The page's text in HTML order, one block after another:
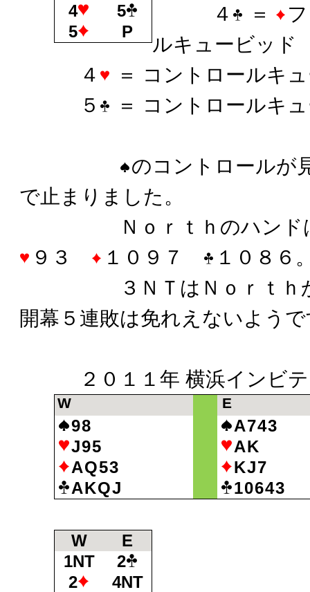
4
5
5
P
４ ＝
ルキュービッド
４
＝ コントロールキ
５
＝ コントロールキ
のコントロールが
で止まりました。
Ｎｏｒｔｈのハンド
９３
１０９７
１０８６
３ＮＴはＮｏｒｔｈか
開幕５連敗は免れえないよう
２０１１年 横浜インビテ
W
98
J95
AQ53
AKQJ
E
A743
AK
KJ7
10643
W
E
1NT
2
2
4NT